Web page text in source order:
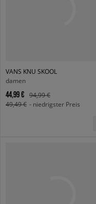
VANS KNU SKOOL
damen
44,99 €
94,99 €
49,49 € - niedrigster Preis